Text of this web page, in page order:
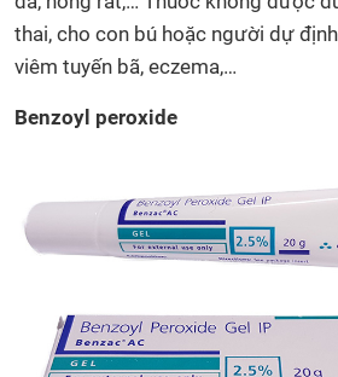
thai, cho con bú hoặc người dự
viêm tuyến bã, eczema,…
Benzoyl peroxide